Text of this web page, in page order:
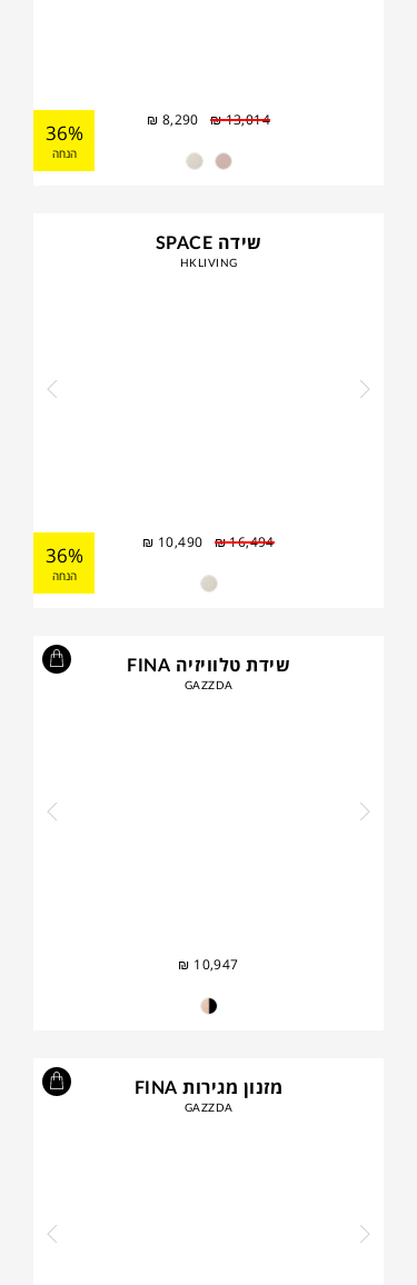
₪13,014
₪ 8,290
36%
הנחה
שידה SPACE
HKLIVING
₪16,494
₪ 10,490
36%
הנחה
שידת טלוויזיה FINA
GAZZDA
₪ 10,947
מזנון מגירות FINA
GAZZDA